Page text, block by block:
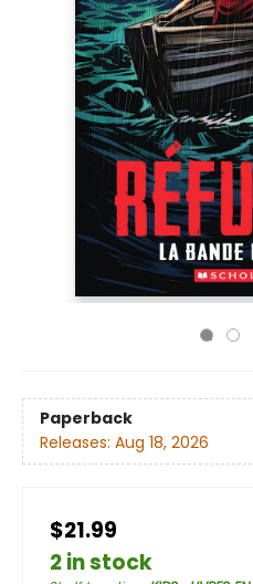
Paperback
Releases: Aug 18, 2026
$21.99
2 in stock